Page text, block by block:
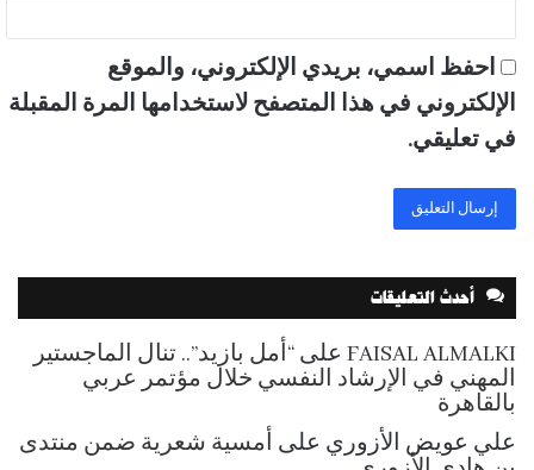
احفظ اسمي، بريدي الإلكتروني، والموقع
الإلكتروني في هذا المتصفح لاستخدامها المرة المقبلة
في تعليقي.
أحدث التعليقات
FAISAL ALMALKI على “أمل بازيد”.. تنال الماجستير
المهني في الإرشاد النفسي خلال مؤتمر عربي
بالقاهرة
علي عويض الأزوري على أمسية شعرية ضمن منتدى